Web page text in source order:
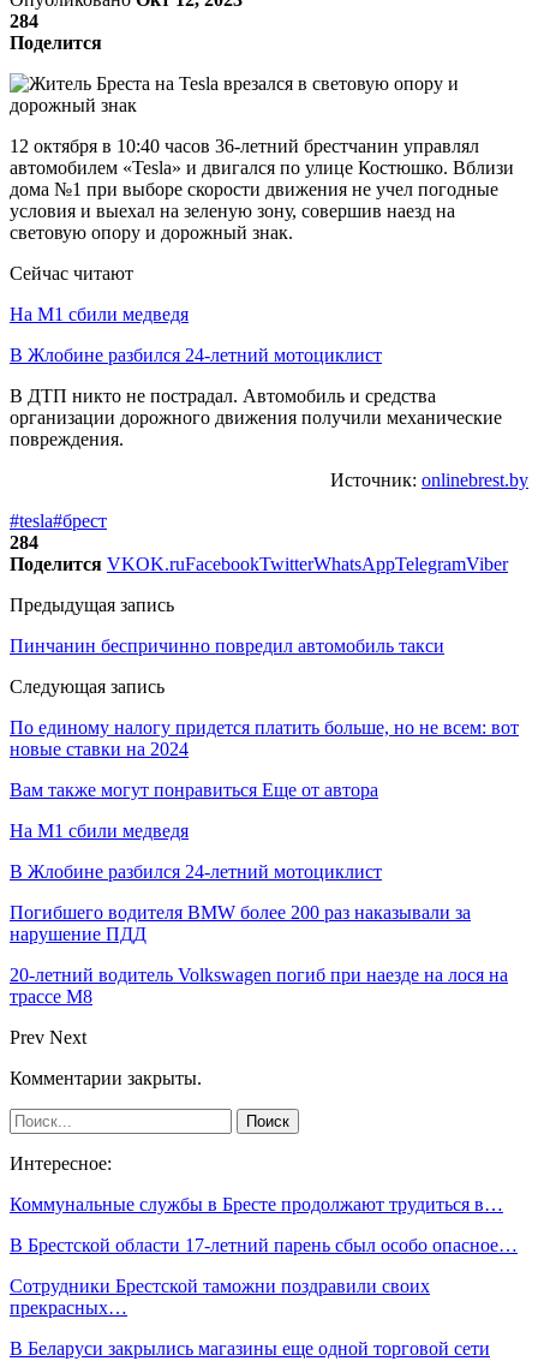
284
Поделится
12 октября в 10:40 часов 36-летний брестчанин управлял
автомобилем «Tesla» и двигался по улице Костюшко. Вблизи
дома №1 при выборе скорости движения не учел погодные
условия и выехал на зеленую зону, совершив наезд на
световую опору и дорожный знак.
Сейчас читают
На М1 сбили медведя
В Жлобине разбился 24-летний мотоциклист
В ДТП никто не пострадал. Автомобиль и средства
организации дорожного движения получили механические
повреждения.
Источник: onlinebrest.by
#tesla#брест
284
Поделится VKOK.ruFacebookTwitterWhatsAppTelegramViber
Предыдущая запись
Пинчанин беспричинно повредил автомобиль такси
Следующая запись
По единому налогу придется платить больше, но не всем: вот
новые ставки на 2024
Вам также могут понравиться Еще от автора
На М1 сбили медведя
В Жлобине разбился 24-летний мотоциклист
Погибшего водителя BMW более 200 раз наказывали за
нарушение ПДД
20-летний водитель Volkswagen погиб при наезде на лося на
трассе М8
Prev Next
Комментарии закрыты.
Интересное:
Коммунальные службы в Бресте продолжают трудиться в…
В Брестской области 17-летний парень сбыл особо опасное…
Сотрудники Брестской таможни поздравили своих
прекрасных…
В Беларуси закрылись магазины еще одной торговой сети